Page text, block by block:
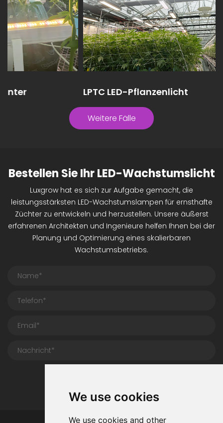
We use cookies
We use cookies and other
LPTC LED-Pflanzenlicht
Weitere Fälle
Bestellen Sie Ihr LED-Wachstumslicht
Luxgrow hat es sich zur Aufgabe gemacht, die
leistungsstärksten LED-Wachstumslampen für ernsthafte
Züchter zu entwickeln und herzustellen. Unsere äußerst
erfahrenen Architekten und Ingenieure helfen Ihnen bei der
Planung und Optimierung eines skalierbaren
Wachstumsbetriebs.